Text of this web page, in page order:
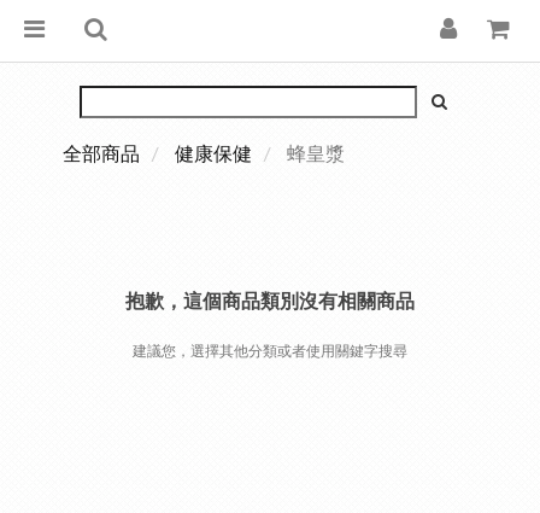
全部商品 健康保健 蜂皇漿
抱歉，這個商品類別沒有相關商品
建議您，選擇其他分類或者使用關鍵字搜尋